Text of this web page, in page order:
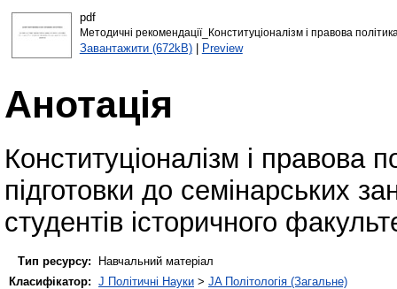
pdf
Методичні рекомендації_Конституціоналізм і правова
Завантажити (672kB)| Preview
Анотація
Конституціоналізм і правова
підготовки до семінарських
студентів історичного
Тип ресурсу:
Навчальний матеріал
Класифікатор: J Політичні Науки > JA Політологія (Загальне)